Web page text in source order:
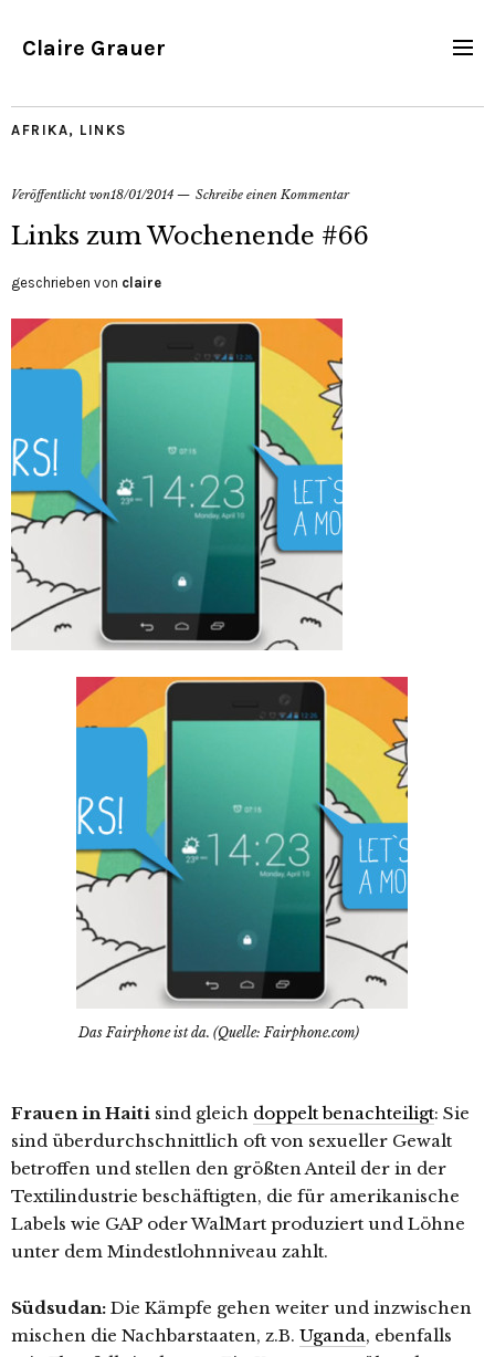
Claire Grauer
AFRIKA, LINKS
Veröffentlicht von18/01/2014 Schreibe einen Kommentar
Links zum Wochenende #66
geschrieben von claire
Das Fairphone ist da. (Quelle: Fairphone.com)
Frauen in Haiti sind gleich doppelt benachteiligt: Sie
sind überdurchschnittlich oft von sexueller Gewalt
betroffen und stellen den größten Anteil der in der
Textilindustrie beschäftigten, die für amerikanische
Labels wie GAP oder WalMart produziert und Löhne
unter dem Mindestlohnniveau zahlt.
Südsudan: Die Kämpfe gehen weiter und inzwischen
mischen die Nachbarstaaten, z.B. Uganda, ebenfalls